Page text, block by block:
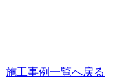
施工事例一覧へ戻る